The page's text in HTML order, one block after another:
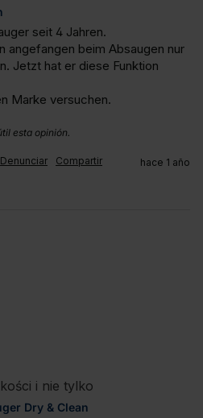
seit 4 Jahren.
angefangen beim Absaugen nur
Jetzt hat er diese Funktion
Marke versuchen.
esta opinión.
Denunciar Compartir hace 1 año
i nie tylko
Dry & Clean